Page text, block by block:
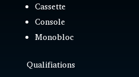
Cassette
Console
Monobloc
Qualifiations